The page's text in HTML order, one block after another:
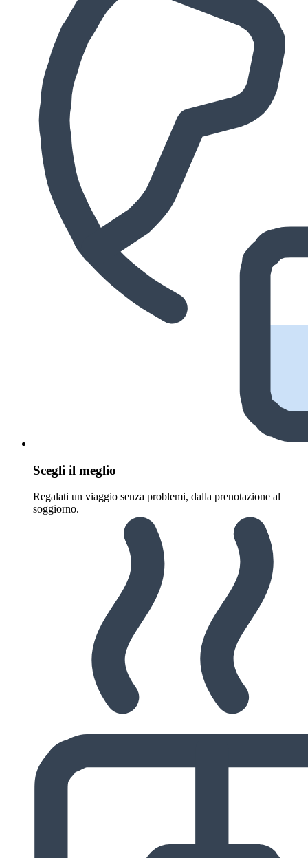
Scegli il meglio
Regalati un viaggio senza problemi, dalla prenotazione al
soggiorno.